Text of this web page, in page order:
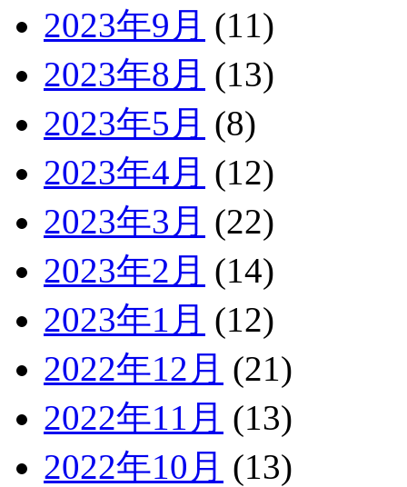
2023年9月 (11)
2023年8月 (13)
2023年5月 (8)
2023年4月 (12)
2023年3月 (22)
2023年2月 (14)
2023年1月 (12)
2022年12月 (21)
2022年11月 (13)
2022年10月 (13)